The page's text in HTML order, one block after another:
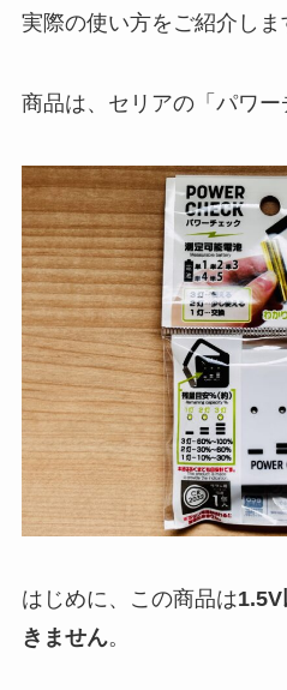
実際の使い方をご紹介しま
商品は、セリアの「パワー
はじめに、この商品は
きません。